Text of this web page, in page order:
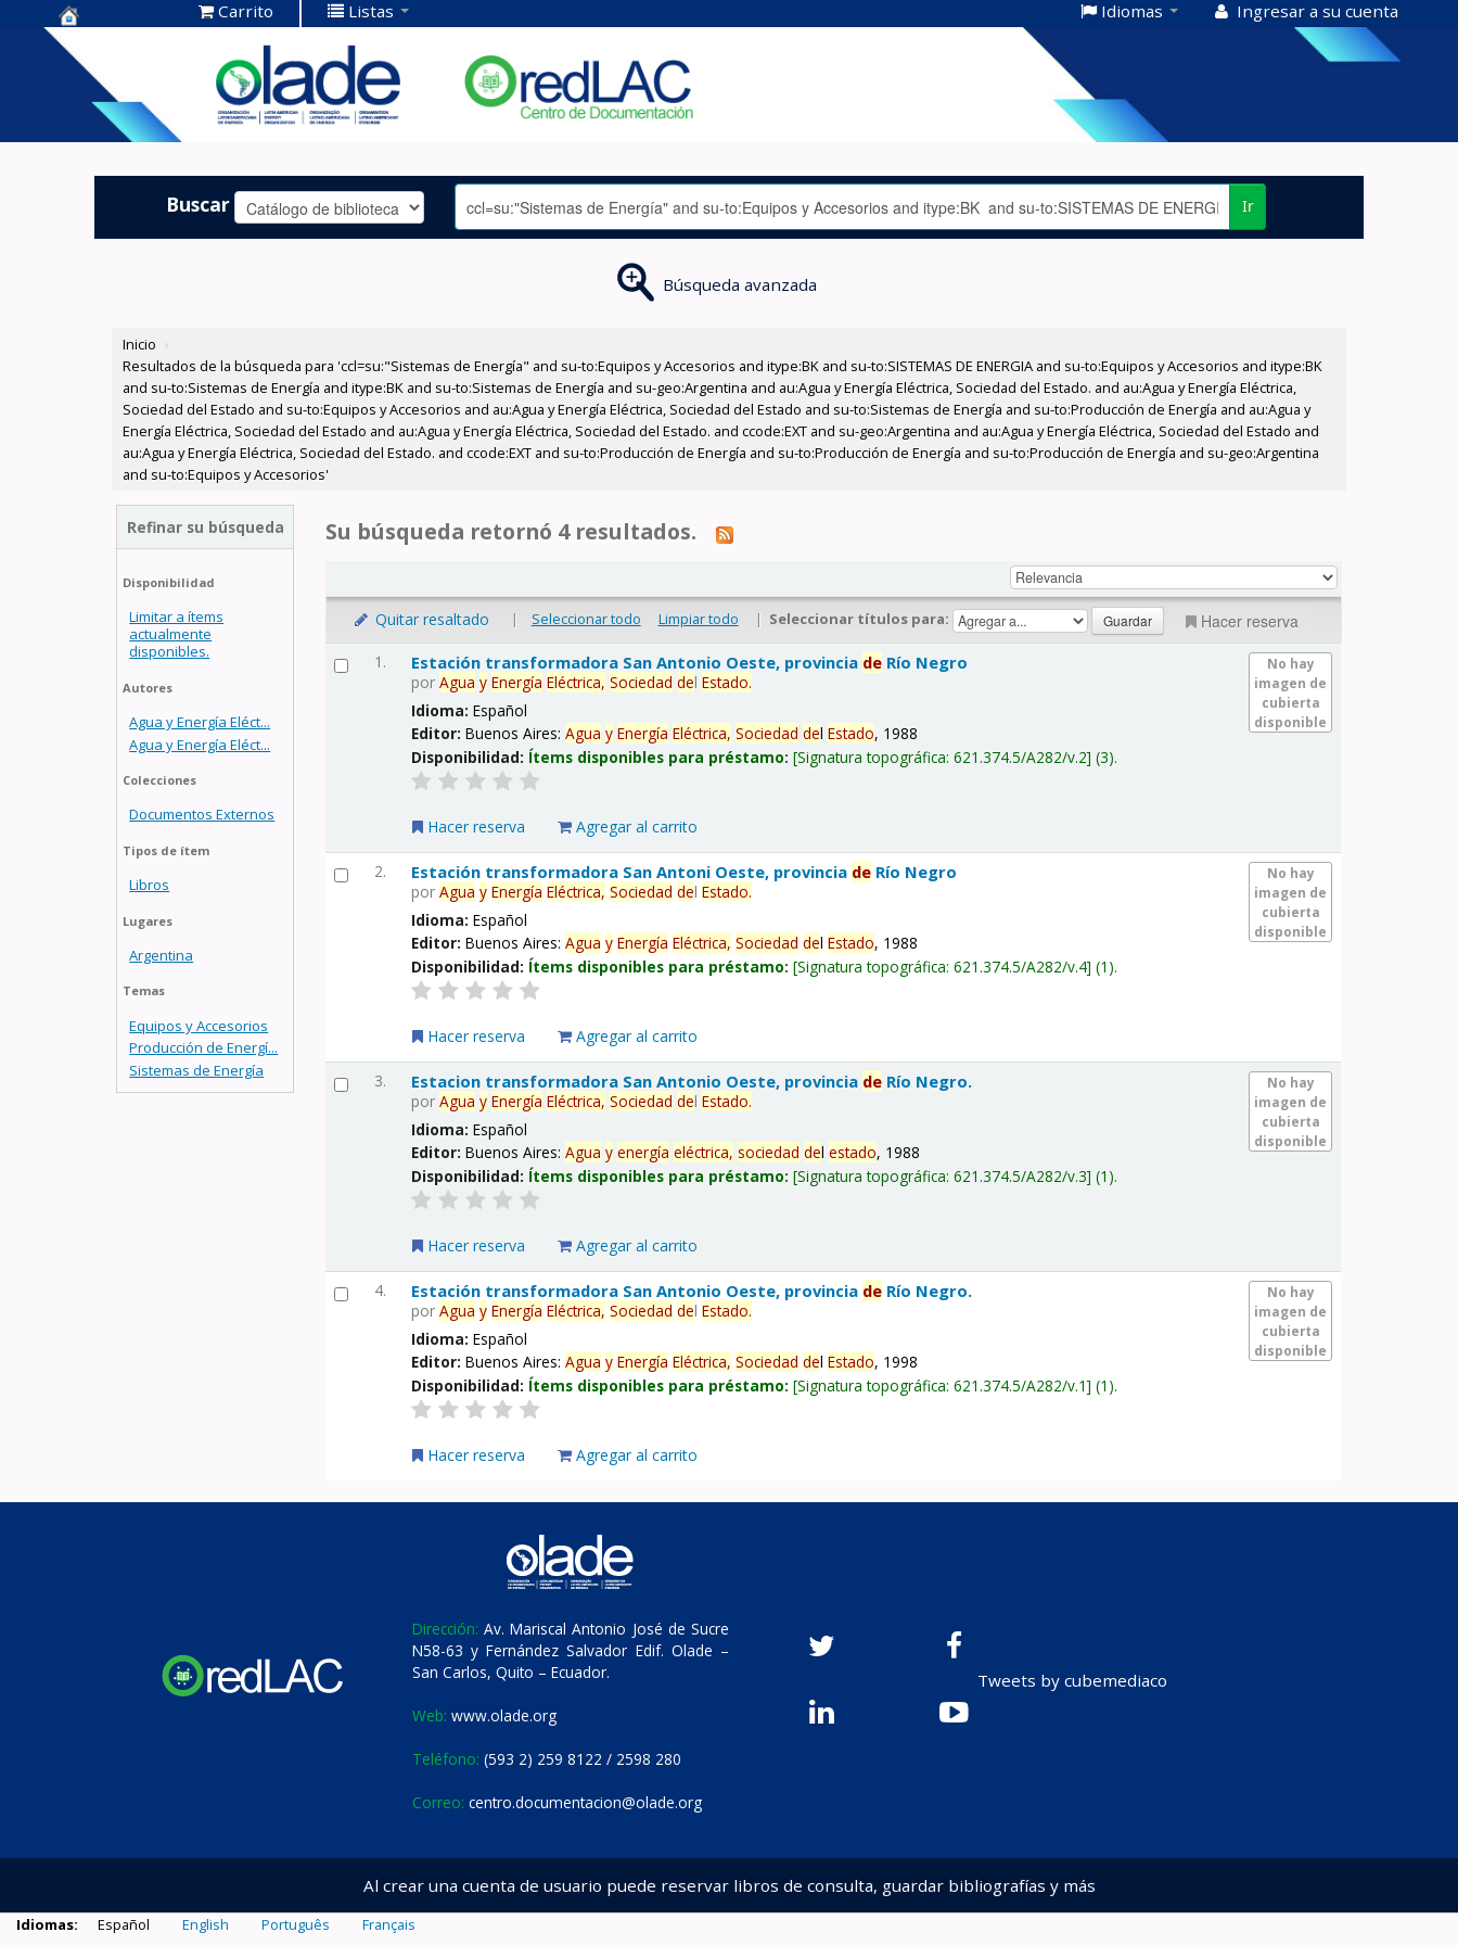
Centro de
Documentación
OLADE -
Carrito Listas Idiomas Ingresar a su cuenta
Buscar Ir
Búsqueda avanzada
Inicio ›
Resultados de la búsqueda para 'ccl=su:"Sistemas de Energía" and su-to:Equipos y Accesorios and itype:BK and su-to:SISTEMAS DE ENERGIA and su-to:Equipos y Accesorios and itype:BK
and su-to:Sistemas de Energía and itype:BK and su-to:Sistemas de Energía and su-geo:Argentina and au:Agua y Energía Eléctrica, Sociedad del Estado. and au:Agua y Energía Eléctrica,
Sociedad del Estado and su-to:Equipos y Accesorios and au:Agua y Energía Eléctrica, Sociedad del Estado and su-to:Sistemas de Energía and su-to:Producción de Energía and au:Agua y
Energía Eléctrica, Sociedad del Estado and au:Agua y Energía Eléctrica, Sociedad del Estado. and ccode:EXT and su-geo:Argentina and au:Agua y Energía Eléctrica, Sociedad del Estado and
au:Agua y Energía Eléctrica, Sociedad del Estado. and ccode:EXT and su-to:Producción de Energía and su-to:Producción de Energía and su-to:Producción de Energía and su-geo:Argentina
and su-to:Equipos y Accesorios'
Refinar su búsqueda
Disponibilidad
Limitar a ítems
actualmente
disponibles.
Autores
Agua y Energía Eléct...
Agua y Energía Eléct...
Colecciones
Documentos Externos
Tipos de ítem
Libros
Lugares
Argentina
Temas
Equipos y Accesorios
Producción de Energí...
Sistemas de Energía
Su búsqueda retornó 4 resultados.
Quitar resaltado | Seleccionar todo Limpiar todo | Seleccionar títulos para: Hacer reserva
1.
No hay
imagen de
cubierta
disponible
Estación transformadora San Antonio Oeste, provincia de Río Negro
porAgua y Energía Eléctrica, Sociedad delEstado.
Idioma:Español
Editor:Buenos Aires:Agua y Energía Eléctrica, Sociedad delEstado, 1988
Disponibilidad: Ítems disponibles para préstamo: Signatura topográfica:621.374.5/A282/v.2 (3).
Hacer reserva Agregar al carrito
2.
No hay
imagen de
cubierta
disponible
Estación transformadora San Antoni Oeste, provincia de Río Negro
porAgua y Energía Eléctrica, Sociedad delEstado.
Idioma:Español
Editor:Buenos Aires:Agua y Energía Eléctrica, Sociedad delEstado, 1988
Disponibilidad: Ítems disponibles para préstamo: Signatura topográfica:621.374.5/A282/v.4 (1).
Hacer reserva Agregar al carrito
3.
No hay
imagen de
cubierta
disponible
Estacion transformadora San Antonio Oeste, provincia de Río Negro.
porAgua y Energía Eléctrica, Sociedad delEstado.
Idioma:Español
Editor:Buenos Aires:Agua y energía eléctrica, sociedad delestado, 1988
Disponibilidad: Ítems disponibles para préstamo: Signatura topográfica:621.374.5/A282/v.3 (1).
Hacer reserva Agregar al carrito
4.
No hay
imagen de
cubierta
disponible
Estación transformadora San Antonio Oeste, provincia de Río Negro.
porAgua y Energía Eléctrica, Sociedad delEstado.
Idioma:Español
Editor:Buenos Aires:Agua y Energía Eléctrica, Sociedad delEstado, 1998
Disponibilidad: Ítems disponibles para préstamo: Signatura topográfica:621.374.5/A282/v.1 (1).
Hacer reserva Agregar al carrito
Dirección: Av. Mariscal Antonio José de Sucre
N58-63 y Fernández Salvador Edif. Olade –
San Carlos, Quito – Ecuador.
Web: www.olade.org
Teléfono: (593 2) 259 8122 / 2598 280
Correo: centro.documentacion@olade.org
Tweets by cubemediaco
Al crear una cuenta de usuario puede reservar libros de consulta, guardar bibliografías y más
Idiomas: Español English Português Français